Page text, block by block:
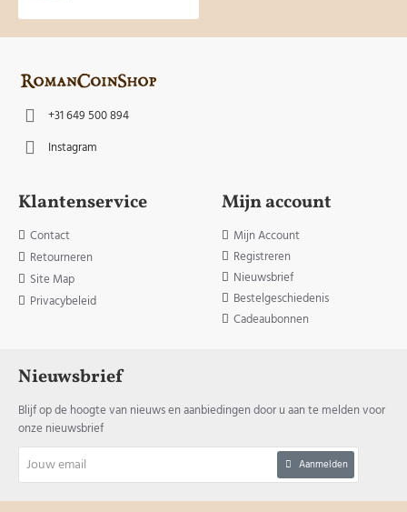
+31 649 500 894
Instagram
Klantenservice
Contact
Retourneren
Site Map
Privacybeleid
Mijn account
Mijn Account
Registreren
Nieuwsbrief
Bestelgeschiedenis
Cadeaubonnen
Nieuwsbrief
Blijf op de hoogte van nieuws en aanbiedingen door u aan te melden voor
onze nieuwsbrief
email
Aanmelden